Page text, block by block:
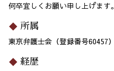
何卒宜しくお願い申し上げます。
所属
東京弁護士会（登録番号60457）
経歴